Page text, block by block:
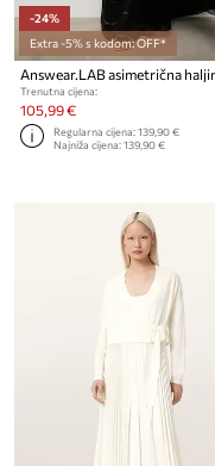
-24%
Extra -5% s kodom: OFF*
Answear.LAB asimetrična
Trenutna cijena:
105,99 €
Regularna cijena:139,90 €
Najniža cijena:139,90 €